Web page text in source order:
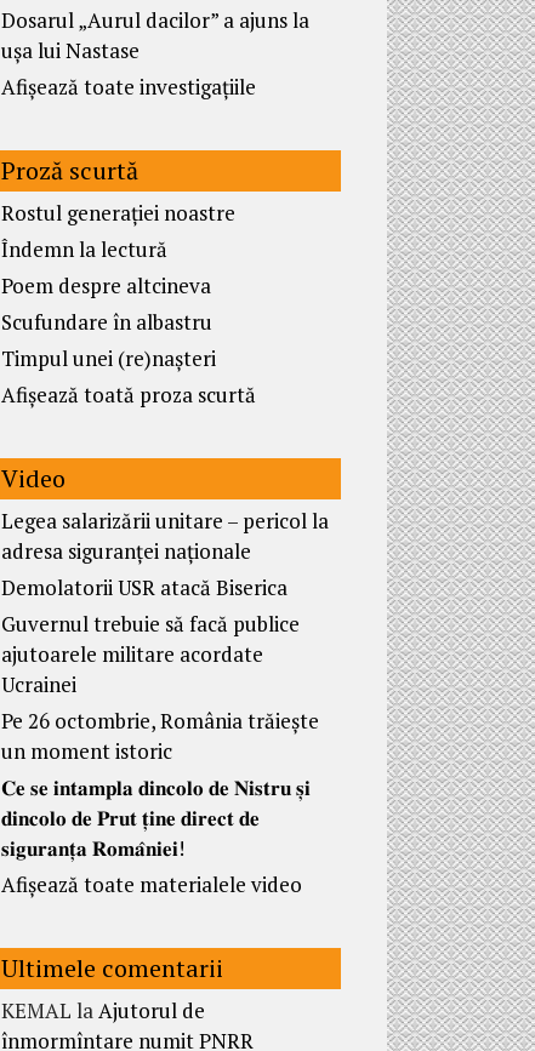
Dosarul „Aurul dacilor” a ajuns la
ușa lui Nastase
Afișează toate investigațiile
Proză scurtă
Rostul generației noastre
Îndemn la lectură
Poem despre altcineva
Scufundare în albastru
Timpul unei (re)nașteri
Afișează toată proza scurtă
Video
Legea salarizării unitare – pericol la
adresa siguranței naționale
Demolatorii USR atacă Biserica
Guvernul trebuie să facă publice
ajutoarele militare acordate
Ucrainei
Pe 26 octombrie, România trăiește
un moment istoric
𝐂𝐞 𝐬𝐞 𝐢𝐧𝐭𝐚𝐦𝐩𝐥𝐚 𝐝𝐢𝐧𝐜𝐨𝐥𝐨 𝐝𝐞 𝐍𝐢𝐬𝐭𝐫𝐮 𝐬̦𝐢
𝐝𝐢𝐧𝐜𝐨𝐥𝐨 𝐝𝐞 𝐏𝐫𝐮𝐭 𝐭̦𝐢𝐧𝐞 𝐝𝐢𝐫𝐞𝐜𝐭 𝐝𝐞
𝐬𝐢𝐠𝐮𝐫𝐚𝐧𝐭̦𝐚 𝐑𝐨𝐦𝐚̂𝐧𝐢𝐞𝐢!
Afișează toate materialele video
Ultimele comentarii
KEMAL laAjutorul de
înmormîntare numit PNRR